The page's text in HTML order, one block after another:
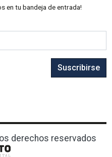
en tu bandeja de entrada!
Suscribirse
derechos reservados